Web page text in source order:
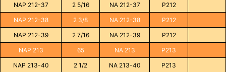
NAP 212-37
2 5/16 NA 212-37
P212
NAP 212-38
2 3/8 NA 212-38
P212
NAP 212-39
2 7/16 NA 212-39
P212
NAP 213
65 NA 213
P213
NAP 213-40
2 1/2 NA 213-40
P213